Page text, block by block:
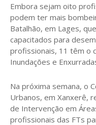
Embora sejam oito
podem ter mais
Batalhão, em Lages,
capacitados para
profissionais, 11 têm o
Inundações e
Na próxima semana, o
Urbanos, em Xanxerê,
de Intervenção em
profissionais das FTs